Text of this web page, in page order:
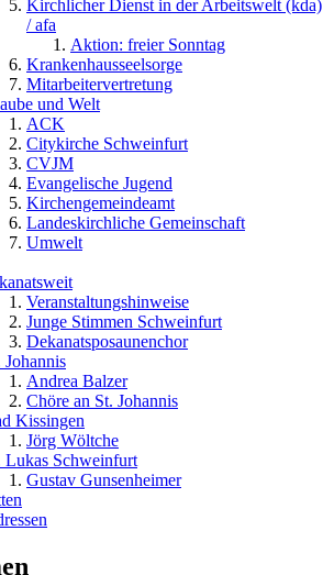
Kirchlicher Dienst in der Arbeitswelt (kda)
/ afa
Aktion: freier Sonntag
Krankenhausseelsorge
Mitarbeitervertretung
und Welt
ACK
Citykirche Schweinfurt
CVJM
Evangelische Jugend
Kirchengemeindeamt
Landeskirchliche Gemeinschaft
Umwelt
Veranstaltungshinweise
Junge Stimmen Schweinfurt
Dekanatsposaunenchor
Johannis
Andrea Balzer
Chöre an St. Johannis
Kissingen
Jörg Wöltche
Lukas Schweinfurt
Gustav Gunsenheimer